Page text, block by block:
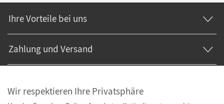
Ihre Vorteile bei uns
Zahlung und Versand
Wir respektieren Ihre Privatsphäre